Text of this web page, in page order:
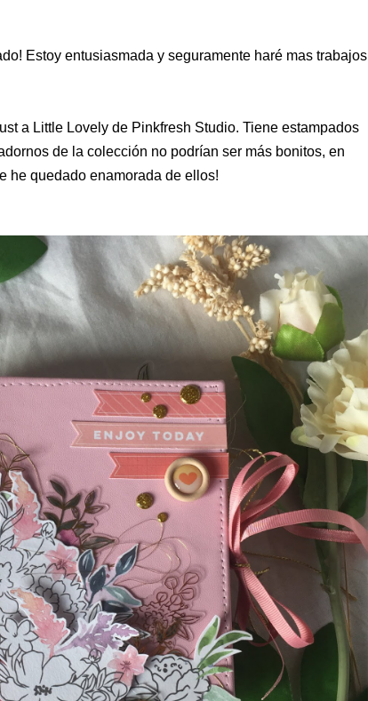
Estoy entusiasmada y seguramente haré mas trabajos
a Little Lovely de Pinkfresh Studio. Tiene estampados
de la colección no podrían ser más bonitos, en
he quedado enamorada de ellos!